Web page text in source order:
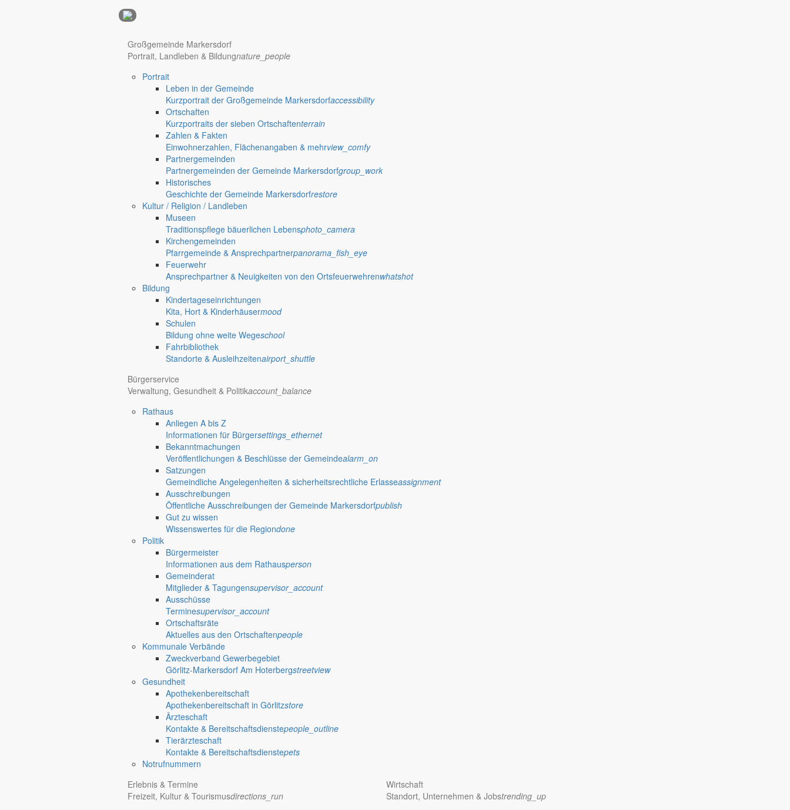
Hotel Nürnberg
anzeigen@gemeinde-markersdorf.de
Großgemeinde Markersdorf
Portrait, Landleben & Bildungnature_people
Portrait
Leben in der Gemeinde
Kurzportrait der Großgemeinde Markersdorfaccessibility
Ortschaften
Kurzportraits der sieben Ortschaftenterrain
Zahlen & Fakten
Einwohnerzahlen, Flächenangaben & mehrview_comfy
Partnergemeinden
Partnergemeinden der Gemeinde Markersdorfgroup_work
Historisches
Geschichte der Gemeinde Markersdorfrestore
Kultur / Religion / Landleben
Museen
Traditionspflege bäuerlichen Lebensphoto_camera
Kirchengemeinden
Pfarrgemeinde & Ansprechpartnerpanorama_fish_eye
Feuerwehr
Ansprechpartner & Neuigkeiten von den Ortsfeuerwehrenwhatshot
Bildung
Kindertageseinrichtungen
Kita, Hort & Kinderhäusermood
Schulen
Bildung ohne weite Wegeschool
Fahrbibliothek
Standorte & Ausleihzeitenairport_shuttle
Bürgerservice
Verwaltung, Gesundheit & Politikaccount_balance
Rathaus
Anliegen A bis Z
Informationen für Bürgersettings_ethernet
Bekanntmachungen
Veröffentlichungen & Beschlüsse der Gemeindealarm_on
Satzungen
Gemeindliche Angelegenheiten & sicherheitsrechtliche Erlasseassignment
Ausschreibungen
Öffentliche Ausschreibungen der Gemeinde Markersdorfpublish
Gut zu wissen
Wissenswertes für die Regiondone
Politik
Bürgermeister
Informationen aus dem Rathausperson
Gemeinderat
Mitglieder & Tagungensupervisor_account
Ausschüsse
Terminesupervisor_account
Ortschaftsräte
Aktuelles aus den Ortschaftenpeople
Kommunale Verbände
Zweckverband Gewerbegebiet
Görlitz-Markersdorf Am Hoterbergstreetview
Gesundheit
Apothekenbereitschaft
Apothekenbereitschaft in Görlitzstore
Ärzteschaft
Kontakte & Bereitschaftsdienstepeople_outline
Tierärzteschaft
Kontakte & Bereitschaftsdienstepets
Notrufnummern
Erlebnis & Termine
Freizeit, Kultur & Tourismusdirections_run
Wirtschaft
Standort, Unternehmen & Jobstrending_up
Deutsch-Paulsdorf